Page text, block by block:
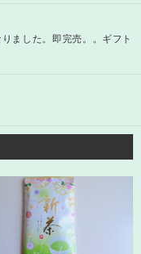
ました。即完売。。ギフト